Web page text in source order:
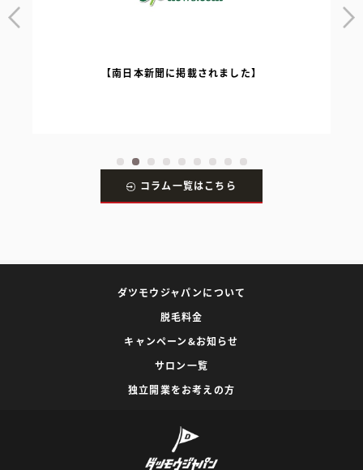
【南日本新聞に掲載されました】
コラム一覧はこちら
ダツモウジャパンについて
脱毛料金
キャンペーン&お知らせ
サロン一覧
独立開業をお考えの方